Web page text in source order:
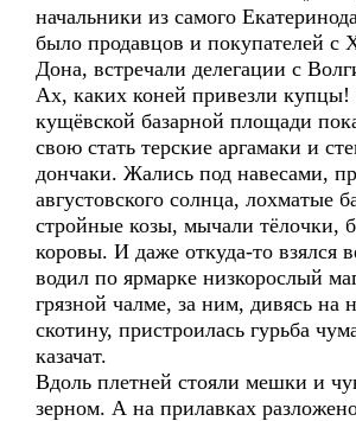
начальники из самого
было продавцов и покупателей с
Дона, встречали делегации с
Ах, каких коней привезли
кущёвской базарной площади
свою стать терские аргамаки и
дончаки. Жались под навесами,
августовского солнца, лохматые
стройные козы, мычали тёлочки,
коровы. И даже откуда-то взялся
водил по ярмарке низкорослый
грязной чалме, за ним, дивясь на
скотину, пристроилась гурьба
казачат.
Вдоль плетней стояли мешки и
зерном. А на прилавках